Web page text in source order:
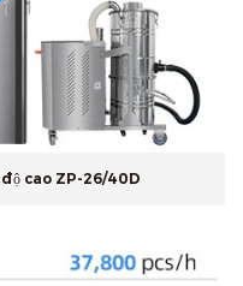
cao ZP-26/40D